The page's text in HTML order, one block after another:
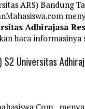
ARS) Bandung
Adhirajasa
baca informasinya
Universitas